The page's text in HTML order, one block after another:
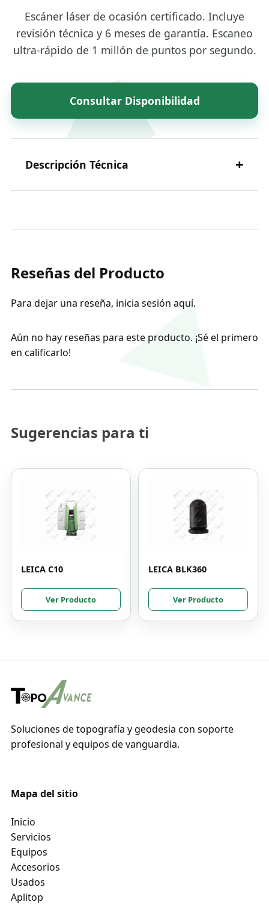
Escáner láser de ocasión certificado. Incluye
revisión técnica y 6 meses de garantía. Escaneo
ultra-rápido de 1 millón de puntos por segundo.
Consultar Disponibilidad
Descripción Técnica +
Innovadora combinación de medición de alta
bajo nivel de ruido y alcance de hasta 120m.
de alta calidad. Protección IP54 contra polvo y
Reseñas del Producto
Para dejar una reseña, inicia sesión aquí.
Aún no hay reseñas para este producto. ¡Sé el primero
en calificarlo!
Sugerencias para ti
LEICA C10
Ver Producto
LEICA BLK360
Ver Producto
Soluciones de topografía y geodesia con soporte
profesional y equipos de vanguardia.
Mapa del sitio
Inicio
Servicios
Equipos
Accesorios
Usados
Aplitop